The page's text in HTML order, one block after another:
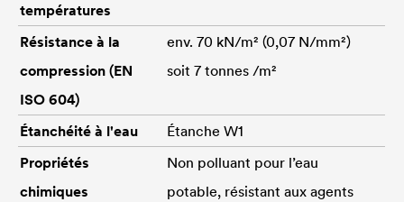
températures
Résistance à la
compression (EN
ISO 604)
env. 70 kN/m² (0,07 N/mm²)
soit 7 tonnes /m²
Étanchéité à l'eau
Étanche W1
Propriétés
chimiques
Non polluant pour l’eau
potable, résistant aux agents